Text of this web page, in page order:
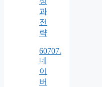
과
전
략
60707.
네
이
버